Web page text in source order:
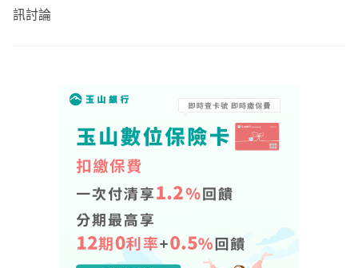
關節發育不良、早期心房收縮、卵圓孔未閉合、多指症、蠶
(全台保險業務95%沒有通過這項考試喔)
有保險法及保險學專業，也有法律學分，可協助處理理賠爭
議，幫寫「#申訴函」跟「#評議函」。📌非保戶採收費接
成功處理過癌症短期出險拒賠、契約不實告知被解除、急診
待床拒賠、牙齒手術拒賠、剖腹除疤凝膠拒賠、剖腹月子餐
訊討論